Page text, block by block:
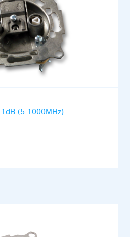
1dB (5-1000MHz)